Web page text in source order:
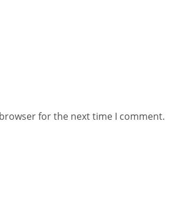
for the next time I comment.